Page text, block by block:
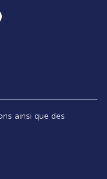
ainsi que des